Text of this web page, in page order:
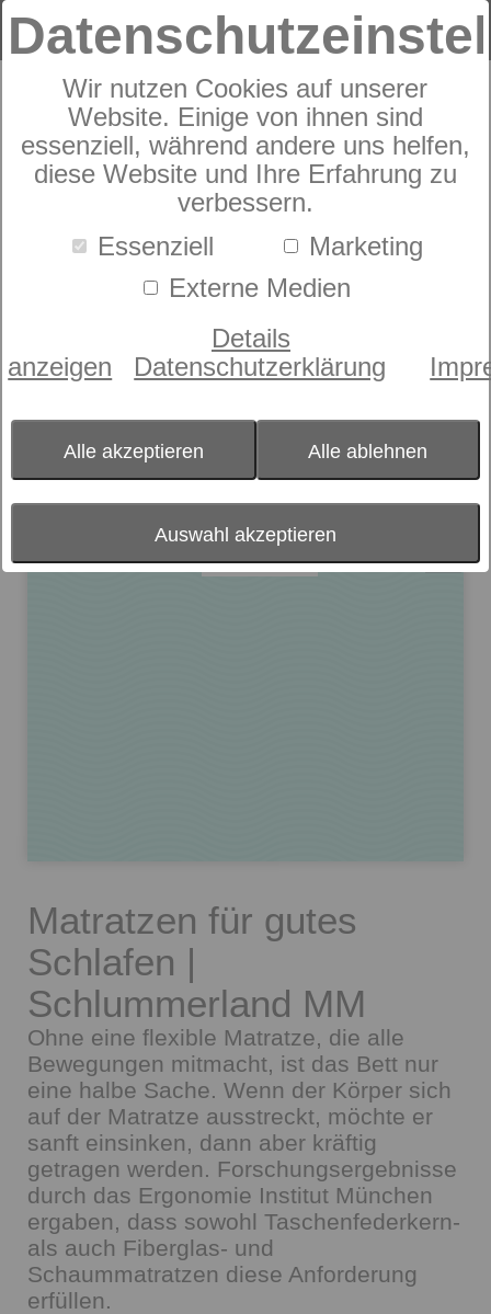
Wir nutzen Cookies auf unserer
Website. Einige von ihnen sind
essenziell, während andere uns helfen,
diese Website und Ihre Erfahrung zu
verbessern.
Essenziell
Marketing
Externe Medien
Details
anzeigen
Datenschutzerklärung
Alle akzeptieren Alle ablehnen
Auswahl akzeptieren
Produkte Matratzen 32 Produkte
DieHärtegrad-Analysebezieht viele Faktoren
mit ein, um die passende Matratze dormabell
eine erste Orientierung, welcher Härtegrad für
Bitte in cm eingeben.
cm
Matratzen für gutes
Schlafen |
Schlummerland MM
Ohne eine flexible Matratze, die alle
Bewegungen mitmacht, ist das Bett nur
eine halbe Sache. Wenn der Körper sich
auf der Matratze ausstreckt, möchte er
sanft einsinken, dann aber kräftig
getragen werden. Forschungsergebnisse
durch das Ergonomie Institut München
ergaben, dass sowohl Taschenfederkern-
als auch Fiberglas- und
Schaummatratzen diese Anforderung
erfüllen.